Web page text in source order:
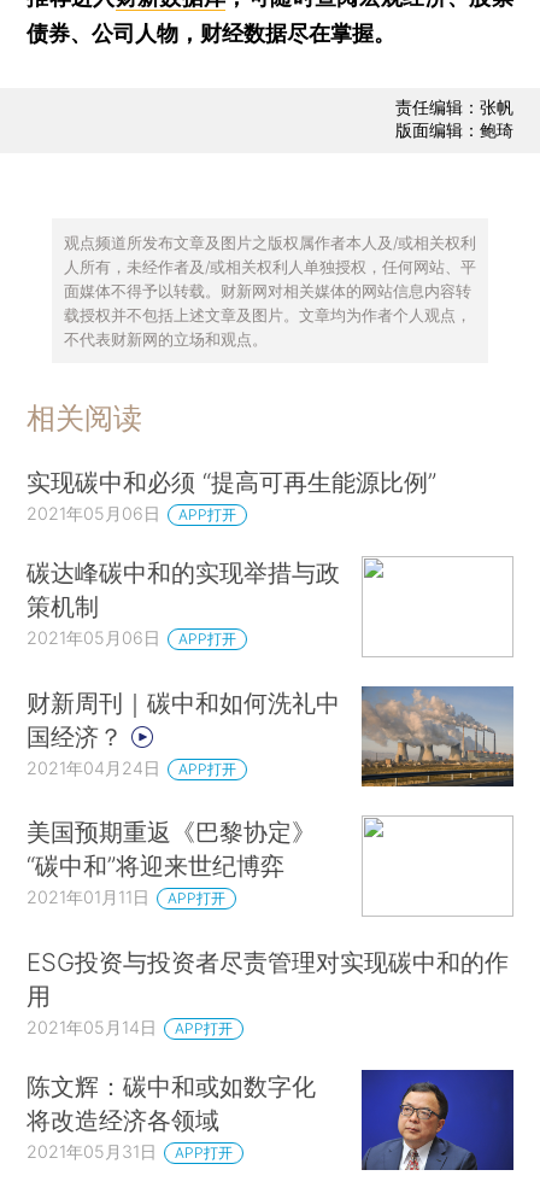
债券、公司人物，财经数据尽在掌握。
责任编辑：张帆
版面编辑：鲍琦
观点频道所发布文章及图片之版权属作者本人及/或相关权利
人所有，未经作者及/或相关权利人单独授权，任何网站、平
面媒体不得予以转载。财新网对相关媒体的网站信息内容转
载授权并不包括上述文章及图片。文章均为作者个人观点，
不代表财新网的立场和观点。
相关阅读
实现碳中和必须 “提高可再生能源比例”
2021年05月06日 APP打开
碳达峰碳中和的实现举措与政
策机制
2021年05月06日 APP打开
财新周刊｜碳中和如何洗礼中
国经济？
2021年04月24日 APP打开
美国预期重返《巴黎协定》
“碳中和”将迎来世纪博弈
2021年01月11日 APP打开
ESG投资与投资者尽责管理对实现碳中和的作
用
2021年05月14日 APP打开
陈文辉：碳中和或如数字化
将改造经济各领域
2021年05月31日 APP打开